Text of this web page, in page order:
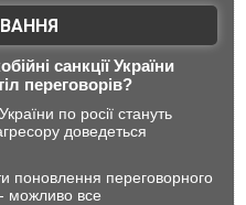
санкції України
переговорів?
по росії стануть
доведеться
поновлення переговорного
можливо все